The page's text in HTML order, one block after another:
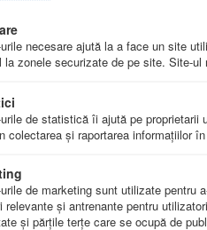
spuma- Set
LER 6304
necesare ajută la a face un site
la zonele securizate de pe site. Site-
de statistică îi ajută pe
colectarea şi raportarea informaţiilor
de marketing sunt utilizate pentru
relevante şi antrenante pentru
şi părţile terţe care se ocupă de